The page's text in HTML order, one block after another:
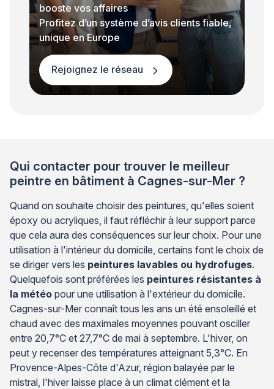
booste vos affaires
Profitez d’un système d’avis clients fiable,
unique en Europe
Rejoignez le réseau
Qui contacter pour trouver le meilleur
peintre en bâtiment à Cagnes-sur-Mer ?
Quand on souhaite choisir des peintures, qu'elles soient
époxy ou acryliques, il faut réfléchir à leur support parce
que cela aura des conséquences sur leur choix. Pour une
utilisation à l'intérieur du domicile, certains font le choix de
se diriger vers les peintures lavables ou hydrofuges.
Quelquefois sont préférées les peintures résistantes à
la météo pour une utilisation à l'extérieur du domicile.
Cagnes-sur-Mer connaît tous les ans un été ensoleillé et
chaud avec des maximales moyennes pouvant osciller
entre 20,7°C et 27,7°C de mai à septembre. L'hiver, on
peut y recenser des températures atteignant 5,3°C. En
Provence-Alpes-Côte d'Azur, région balayée par le
mistral, l'hiver laisse place à un climat clément et la